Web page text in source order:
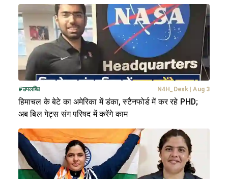
#उपलब्धि N4H_Desk Aug 3
हिमाचल के बेटे का अमेरिका में डंका, स्टैनफोर्ड में कर रहे PHD;
अब बिल गेट्स संग परिषद में करेंगे काम